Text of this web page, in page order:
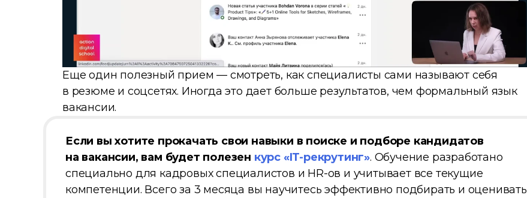
Еще один полезный прием — смотреть, как специалисты сами называют себя
в резюме и соцсетях. Иногда это дает больше результатов, чем формальный язык
вакансии.
Если вы хотите прокачать свои навыки в поиске и подборе кандидатов
на вакансии, вам будет полезен курс «IT-рекрутинг». Обучение разработано
специально для кадровых специалистов и HR-ов и учитывает все текущие
компетенции. Всего за 3 месяца вы научитесь эффективно подбирать и оценивать